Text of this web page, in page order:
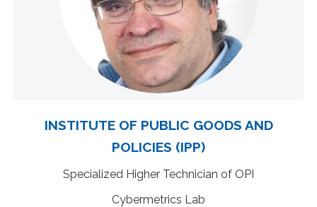
INSTITUTE OF PUBLIC GOODS AND
POLICIES (IPP)
Specialized Higher Technician of OPI
Cybermetrics Lab